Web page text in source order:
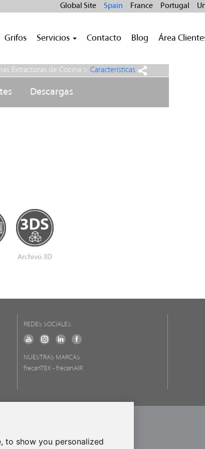
to show you personalized
Global Site Spain France Portugal
Grifos Servicios Contacto Blog Área
Extractoras de Cocina > Características
Descargas
Archivo 3D
REDES SOCIALES
NUESTRAS MARCAS
frecanTEK - frecanAIR